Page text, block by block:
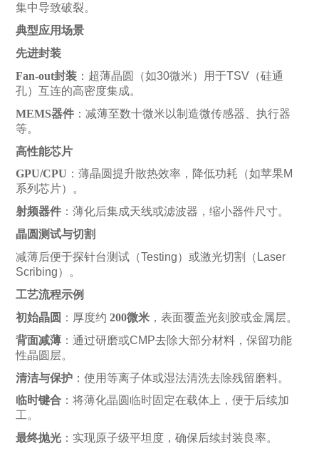
集中导致破裂。
典型应用场景
先进封装
Fan-out封装 ：超薄晶圆（如30微米）用于TSV（硅通
孔）互连的高密度集成。
MEMS器件 ：减薄至数十微米以制造微传感器、执行器
等。
高性能芯片
GPU/CPU ：薄晶圆提升散热效率，降低功耗（如苹果M
系列芯片）。
射频器件 ：薄化后集成天线或滤波器，缩小器件尺寸。
晶圆测试与切割
减薄后便于探针台测试（Testing）或激光切割（Laser
Scribing）。
工艺流程示例
初始晶圆 ：厚度约200微米 ，表面覆盖光刻胶或金属层。
背面减薄 ：通过研磨或CMP去除大部分材料，保留功能
性晶圆层。
清洁与保护 ：使用等离子体或湿法清洗去除残留磨料。
临时键合 ：将薄化晶圆临时固定在载体上，便于后续加
工。
最终抛光 ：实现原子级平坦度，确保后续封装良率。